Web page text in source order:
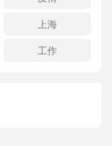
上海
工作